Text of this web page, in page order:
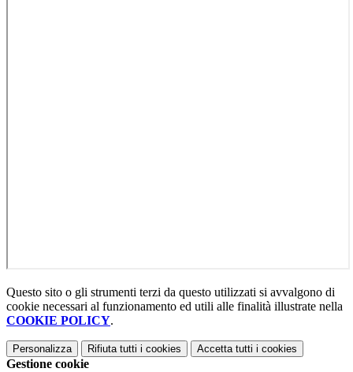
Questo sito o gli strumenti terzi da questo utilizzati si avvalgono di
cookie necessari al funzionamento ed utili alle finalità illustrate nella
COOKIE POLICY.
Personalizza Rifiuta tutti i cookies Accetta tutti i cookies
Gestione cookie